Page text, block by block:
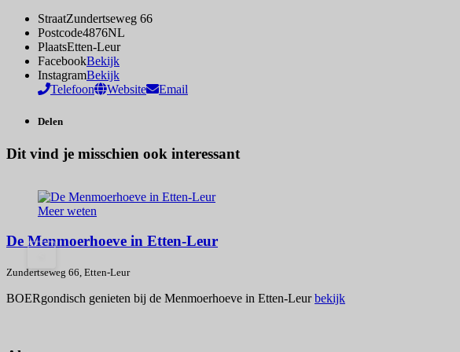
StraatZundertseweg 66
Postcode4876NL
PlaatsEtten-Leur
FacebookBekijk
InstagramBekijk
Telefoon
Website Email
Delen
Dit vind je misschien ook interessant
Meer weten
De Menmoerhoeve in Etten-Leur
Zundertseweg 66, Etten-Leur
BOERgondisch genieten bij de Menmoerhoeve in Etten-Leurbekijk